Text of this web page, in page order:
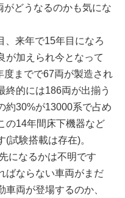
どうなるのかも気にな
、来年で15年目になろ
が加えられ今となって
度までで67両が製造され
終的には186両が出揃う
約30%が13000系で占め
の14年間床下機器など
試験搭載は存在)。
になるかは不明です
ばならない車両がまだ
両が登場するのか、